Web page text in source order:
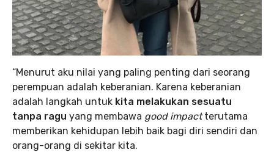
“Menurut aku nilai yang paling penting dari seorang
perempuan adalah keberanian. Karena keberanian
adalah langkah untuk kita melakukan sesuatu
tanpa ragu yang membawa good impactterutama
memberikan kehidupan lebih baik bagi diri sendiri dan
orang-orang di sekitar kita.